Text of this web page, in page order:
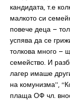
кандидата, т.е
малкото си
повече деца –
успява да се
толкова много –
семейство. И
лагер имаше
на комунизма”,
плаща ОФ чл.